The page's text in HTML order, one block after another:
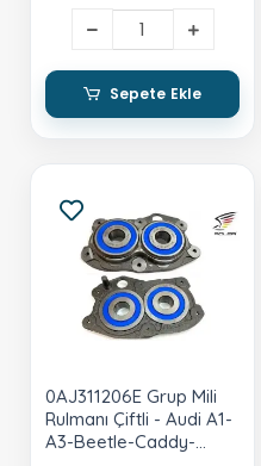
Sepete Ekle
0AJ311206E Grup Mili
Rulmanı Çiftli - Audi A1-
A3-Beetle-Caddy-